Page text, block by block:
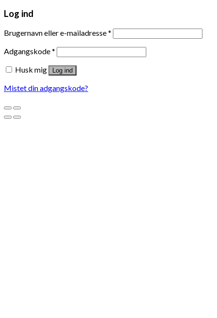
Log ind
Brugernavn eller e-mailadresse*
Adgangskode*
Husk mig
Log ind
Mistet din adgangskode?